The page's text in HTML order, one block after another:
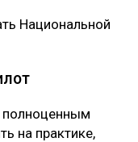
Национальной
полноценным
на практике,